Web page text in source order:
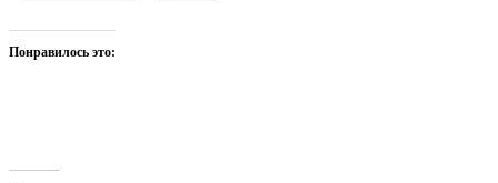
Понравилось это: